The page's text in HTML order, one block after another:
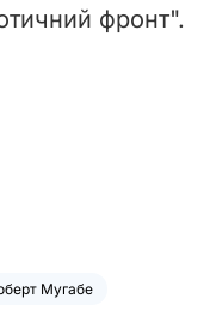
фронт".
Мугабе